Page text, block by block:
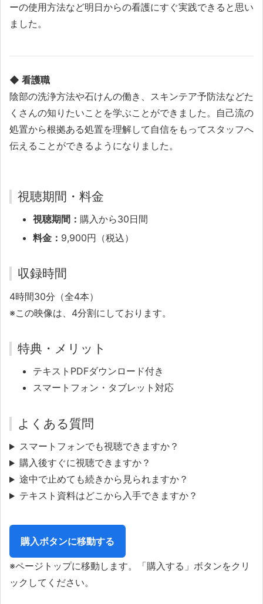
ーの使用方法など明日からの看護にすぐ実践できると思い
ました。
◆ 看護職
陰部の洗浄方法や石けんの働き、スキンテア予防法などた
くさんの知りたいことを学ぶことができました。自己流の
処置から根拠ある処置を理解して自信をもってスタッフへ
伝えることができるようになりました。
視聴期間・料金
視聴期間： 購入から30日間
料金： 9,900円（税込）
収録時間
4時間30分（全4本）
※この映像は、4分割にしております。
特典・メリット
テキストPDFダウンロード付き
スマートフォン・タブレット対応
よくある質問
スマートフォンでも視聴できますか？
購入後すぐに視聴できますか？
途中で止めても続きから見られますか？
テキスト資料はどこから入手できますか？
購入ボタンに移動する
※ページトップに移動します。「購入する」ボタンをクリ
ックしてください。